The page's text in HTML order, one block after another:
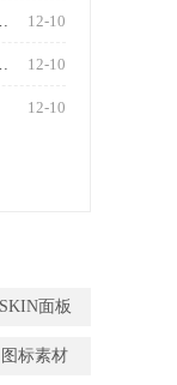
12-10
v1.0.986 汉化版
12-10
灵) v2.1 官方版
12-10
SKIN面板
图标素材